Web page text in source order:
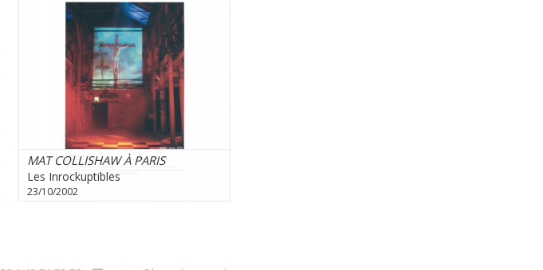
MAT COLLISHAW À PARIS
Les Inrockuptibles
23/10/2002